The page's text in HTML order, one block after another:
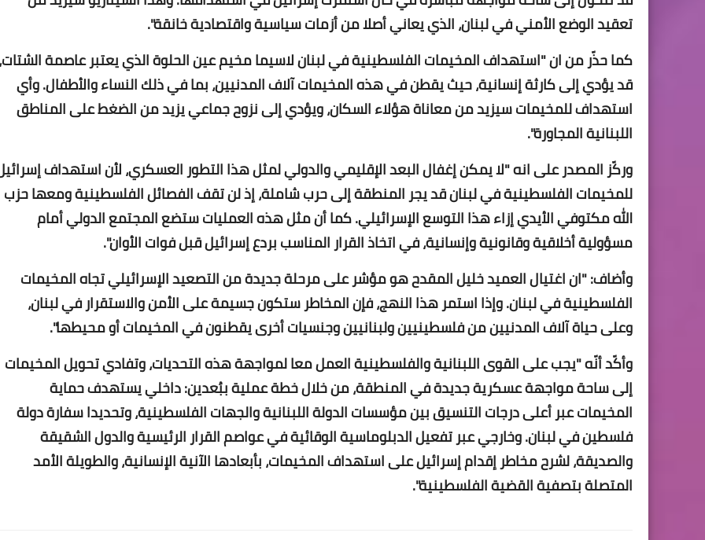
تعقيد الوضع الأمني في لبنان، الذي يعاني أصلا من أزمات سياسية واقتصادية خانقة".
كما حذّر من ان "استهداف المخيمات الفلسطينية في لبنان لاسيما مخيم عين الحلوة الذي يعتبر عاصمة الشتات،
قد يؤدي إلى كارثة إنسانية، حيث يقطن في هذه المخيمات آلاف المدنيين، بما في ذلك النساء والأطفال. وأي
استهداف للمخيمات سيزيد من معاناة هؤلاء السكان، ويؤدي إلى نزوح جماعي يزيد من الضغط على المناطق
اللبنانية المجاورة".
وركّز المصدر على انه "لا يمكن إغفال البعد الإقليمي والدولي لمثل هذا التطور العسكري، لأن استهداف
للمخيمات الفلسطينية في لبنان قد يجر المنطقة إلى حرب شاملة، إذ لن تقف الفصائل الفلسطينية ومعها حزب
الله مكتوفي الأيدي إزاء هذا التوسع الإسرائيلي. كما أن مثل هذه العمليات ستضع المجتمع الدولي أمام
مسؤولية أخلاقية وقانونية وإنسانية، في اتخاذ القرار المناسب بردع إسرائيل قبل فوات الأوان".
وأضاف: "ان اغتيال العميد خليل المقدح هو مؤشر على مرحلة جديدة من التصعيد الإسرائيلي تجاه المخيمات
الفلسطينية في لبنان. وإذا استمر هذا النهج، فإن المخاطر ستكون جسيمة على الأمن والاستقرار في لبنان،
وعلى حياة آلاف المدنيين من فلسطينيين ولبنانيين وجنسيات أخرى يقطنون في المخيمات أو محيطها".
وأكّد أنّه "يجب على القوى اللبنانية والفلسطينية العمل معا لمواجهة هذه التحديات، وتفادي تحويل المخيمات
إلى ساحة مواجهة عسكرية جديدة في المنطقة، من خلال خطة عملية ببُعدين: داخلي يستهدف حماية
المخيمات عبر أعلى درجات التنسيق بين مؤسسات الدولة اللبنانية والجهات الفلسطينية، وتحديدا سفارة دولة
فلسطين في لبنان. وخارجي عبر تفعيل الدبلوماسية الوقائية في عواصم القرار الرئيسية والدول الشقيقة
والصديقة، لشرح مخاطر إقدام إسرائيل على استهداف المخيمات، بأبعادها الآنية الإنسانية، والطويلة الأمد
المتصلة بتصفية القضية الفلسطينية".
Www.albuss.net
02 أغسطس 2017
Www.albuss.net
02 أغسطس 2017